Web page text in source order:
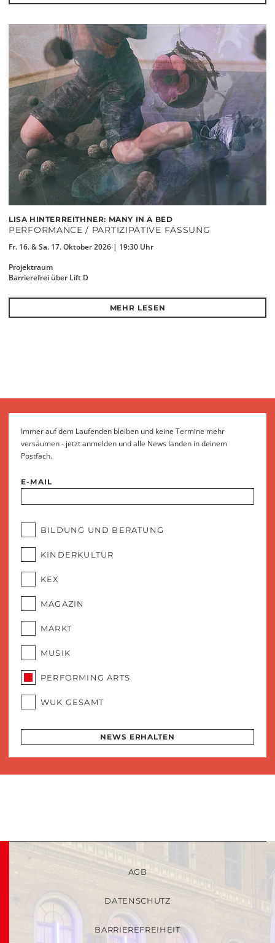
LISA HINTERREITHNER: MANY IN A BED
PERFORMANCE / PARTIZIPATIVE FASSUNG
Fr. 16. & Sa. 17. Oktober 2026 | 19:30 Uhr
Projektraum
Barrierefrei über Lift D
MEHR LESEN
Immer auf dem Laufenden bleiben und keine Termine mehr
versäumen - jetzt anmelden und alle News landen in deinem
Postfach.
E-MAIL
BILDUNG UND BERATUNG
KINDERKULTUR
KEX
MAGAZIN
MARKT
MUSIK
PERFORMING ARTS
WUK GESAMT
NEWS ERHALTEN
AGB
DATENSCHUTZ
BARRIEREFREIHEIT